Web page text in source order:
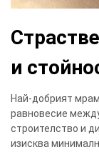
и
Най-добрият
равновесие
строителство и
изисква